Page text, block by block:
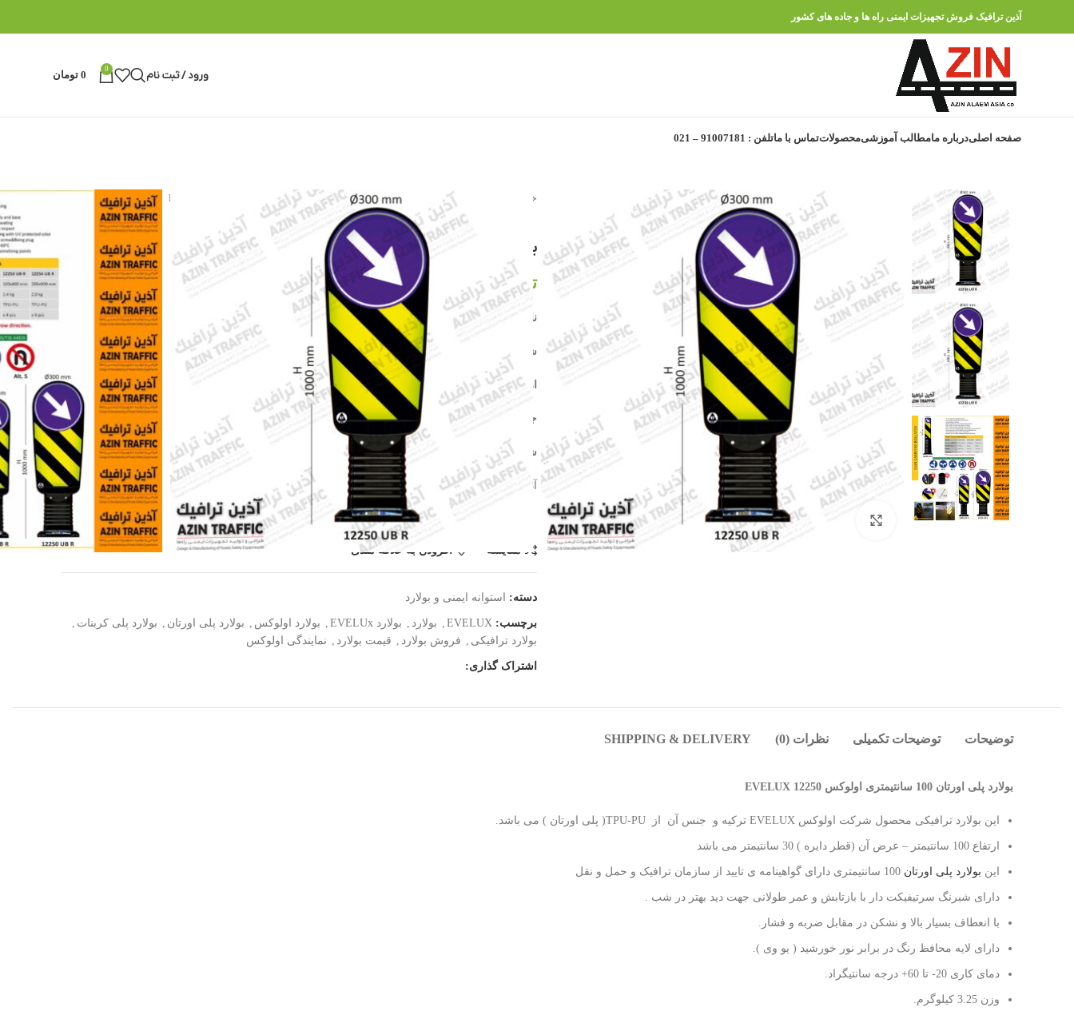
آذین ترافیک فروش تجهیزات ایمنی راه ها و جاده های کشور
ورود / ثبت نام 0
0 تومان
صفحه اصلیدرباره مامطالب آموزشیمحصولاتتماس با ماتلفن : 91007181 – 021
بزرگنمایی تصویر
خانه محصولات ترافیکی بولارد پلی اورتان 100 سانتیمتری اولوکس EVELUX 12250
بولارد پلی اورتان 100 سانتیمتری اولوکس EVELUX 12250
تماس بگیرید
نام تجاری : بولارد ترافیکی
شماره مدل : 12250
ارتفاع : 100CM عرض (قطر دایره ) : 30 سانتیمتر
جنس : TPU-PU وزن: 3.25 کیلوگرم
شبرنگ تایید شده با انعطاف پذیری و عمر بالا
آذین ترافیک نماینده فروش محصولات اولوکس EVELUX ترکیه در ایران.
مقایسه افزودن به علاقه مندی
دسته: استوانه ایمنی و بولارد
برچسب: EVELUX
, بولارد , بولارد EVELUx , بولارد اولوکس , بولارد پلی اورتان , بولارد پلی کربنات ,
بولارد ترافیکی , فروش بولارد , قیمت بولارد , نمایندگی اولوکس
اشتراک گذاری:
توضیحات توضیحات تکمیلی نظرات (0) SHIPPING & DELIVERY
بولارد پلی اورتان 100 سانتیمتری اولوکس EVELUX 12250
این بولارد ترافیکی محصول شرکت اولوکس EVELUX ترکیه و جنس آن از TPU-PU( پلی اورتان ) می باشد.
ارتفاع 100 سانتیمتر – عرض آن (قطر دایره ) 30 سانتیمتر می باشد
این بولارد پلی اورتان
دارای شبرنگ سرتیفیکت دار با بازتابش و عمر طولانی جهت دید بهتر در شب .
با انعطاف بسیار بالا و نشکن در مقابل ضربه و فشار.
دارای لایه محافظ رنگ در برابر نور خورشید ( یو وی ).
دمای کاری 20- تا 60+ درجه سانتیگراد.
وزن 3.25 کیلوگرم.